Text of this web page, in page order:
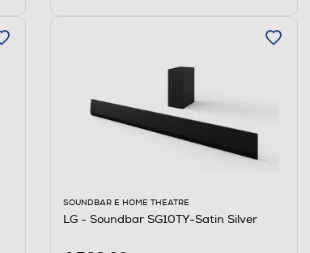
SOUNDBAR E HOME THEATRE
LG - Soundbar SG10TY-Satin Silver